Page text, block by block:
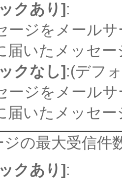
クあり] :
ージをメール
届いたメッセ
クなし] :(デフ
ージをメール
届いたメッセ
ジの最大受信件
クあり] :